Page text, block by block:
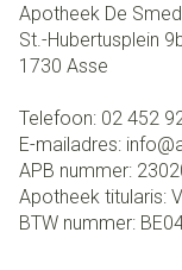
Apotheek De
St.-Hubertusplein
1730 Asse
Telefoon: 02 452
E-mailadres: info@
APB nummer:
Apotheek titularis:
BTW nummer: